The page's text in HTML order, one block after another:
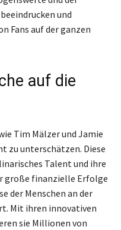
und
Fans auf der ganzen
auf die
Tim Mälzer und Jamie
zu unterschätzen. Diese
Talent und ihre
große finanzielle Erfolge
der Menschen an der
Mit ihren innovativen
sie Millionen von